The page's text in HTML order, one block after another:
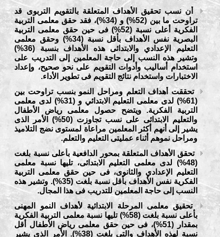
أن نسب تحقيق الأهداف المتعلقة بالتقويم التربوى قد
تراوحت ما بين (52%) و (34%)، فقد حقق معلمى التربية
الفكرية أعلى نسبة (52%) فى حين حقق معلمى التربية
البصرية نفس الأهداف بأقل نسبة (34%) وحقق معلمى
التعليم الإعدادي والابتدائى هذه الأهداف بنسبة (36%)
وتشير هذه النسب إلى حاجة المعلمين إلى التدريب على
استخدام أساليب وأدوات التقويم على نحو صحيح، وإعداد
الاختبارات واستخدام نتائج التقويم فى تطوير الأداء.
تحققت أهداف التعلم ومراحل النمو بنسب تراوحت بين
(61%) لدى معلمى التعليم الابتدائي و (31%) لدى معلمى
التربية الفكرية. ويتضح حصول معلمى رياض الأطفال
والتعليم الابتدائى على نسب تجاوزت (50%) الأمر الذى
يشير إلى أنهم أكثر المعلمين مراعاة لمستوى نضج التلاميذ
ومراحل نموهم أثناء عمليتى التعليم والتعلم.
تحقق الأهداف المتعلقة بمحور الدافعية بأعلى نسبة بلغت
(48%) لدى معلمى التعليم الابتدائى، تليها نسبة معلمى
التعليم الإعدادي والثانوى، فى حين حقق معلمى التربية
الفكرية نفس الأهداف بأقل نسبة بلغت (35%). وتشير هذه
النسب إلى حاجة المعلمين للتدريب فى هذا المجال.
تحقيق معلمى المرحلة الابتدائية لأهداف النمو المهنى
بأعلى نسبة بلغت (58%) تليها نسبة معلمى التربية الفكرية
بمقدار (51%)، فى حين حقق معلمى رياض الأطفال أقل
نسبة لهذه الأهداف والتى بلغت (38%). الأمر الذى يشير